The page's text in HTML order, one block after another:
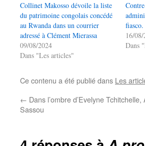
Collinet Makosso dévoile la liste
du patrimoine congolais concédé
au Rwanda dans un courrier
adressé à Clément Mierassa
09/08/2024
Dans "Les articles"
16/
Dans
Ce contenu a été publié dans Les
← Dans l’ombre d’Evelyne
Sassou